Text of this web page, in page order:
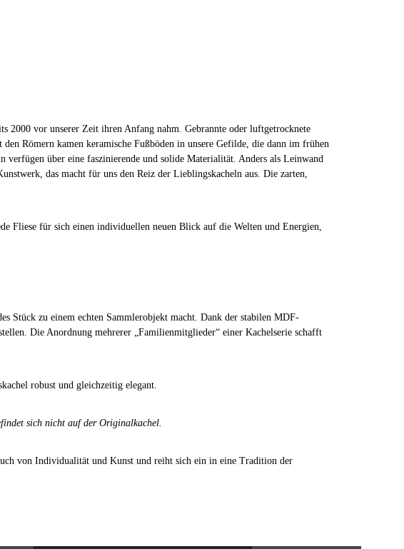
2000 vor unserer Zeit ihren Anfang nahm. Gebrannte oder luftgetrocknete
Römern kamen keramische Fußböden in unsere Gefilde, die dann im frühen
über eine faszinierende und solide Materialität. Anders als Leinwand
das macht für uns den Reiz der Lieblingskacheln aus. Die zarten,
Fliese für sich einen individuellen neuen Blick auf die Welten und Energien,
Stück zu einem echten Sammlerobjekt macht. Dank der stabilen MDF-
Die Anordnung mehrerer „Familienmitglieder“ einer Kachelserie schafft
robust und gleichzeitig elegant.
sich nicht auf der Originalkachel.
von Individualität und Kunst und reiht sich ein in eine Tradition der